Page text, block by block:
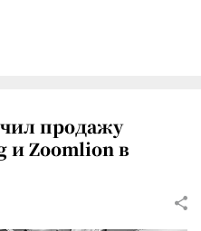
продажу
и Zoomlion в